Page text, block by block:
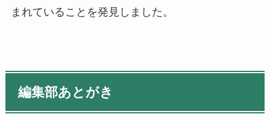
まれていることを発見しました。
編集部あとがき